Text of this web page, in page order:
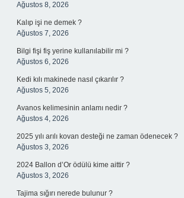
Ağustos 8, 2026
Kalıp işi ne demek ?
Ağustos 7, 2026
Bilgi fişi fiş yerine kullanılabilir mi ?
Ağustos 6, 2026
Kedi kılı makinede nasıl çıkarılır ?
Ağustos 5, 2026
Avanos kelimesinin anlamı nedir ?
Ağustos 4, 2026
2025 yılı arılı kovan desteği ne zaman ödenecek ?
Ağustos 3, 2026
2024 Ballon d’Or ödülü kime aittir ?
Ağustos 3, 2026
Tajima sığırı nerede bulunur ?